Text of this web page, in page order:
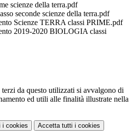
scienze della terra.pdf
seconde scienze della terra.pdf
Scienze TERRA classi PRIME.pdf
2019-2020 BIOLOGIA classi
da questo utilizzati si avvalgono di
ed utili alle finalità illustrate nella
i cookies Accetta tutti i cookies